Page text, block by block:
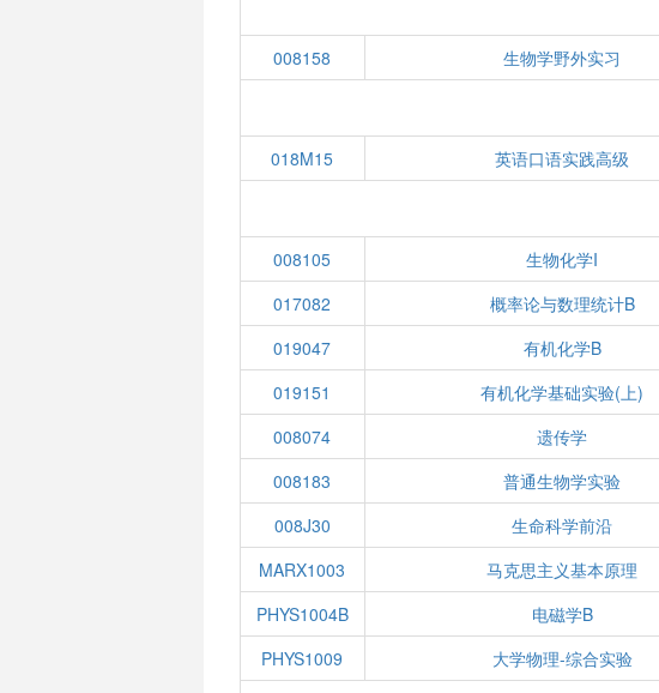
008158 生物学野外实习
018M15 英语口语实践高级
008105 生物化学I
017082
概率论与数理统计B
019047
有机化学B
019151
有机化学基础实验(上)
008074
遗传学
008183
普通生物学实验
008J30
生命科学前沿
MARX1003
马克思主义基本原理
PHYS1004B
电磁学B
PHYS1009
大学物理-综合实验